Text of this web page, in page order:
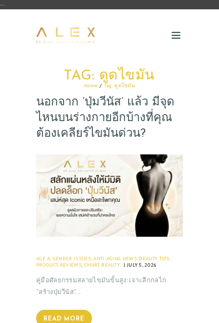
--
TAG: ดูดไขมัน
Home Tag: ดูดไขมัน
นอกจาก ‘ปุ่มวีนัส’ แล้ว มีจุด
ไหนบนร่างกายอีกบ้างที่คุณ
ต้องเคลียร์ไขมันด่วน?
AGE & GENDER ISSUES,ANTI-AGING NEWS, BEAUTY TIPS,
PRODUCT, REVIEWS, SMART BEAUTY JULY 5, 2026
คู่มือศัลยกรรมสลายไขมันขั้นสูง: เจาะลึกกลไก
“สร้างปุ่มวีนัส”…
READ MORE